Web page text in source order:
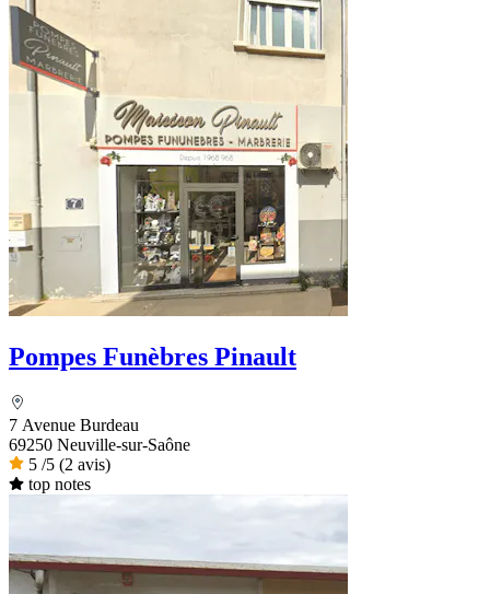
Pompes Funèbres Pinault
7 Avenue Burdeau
69250 Neuville-sur-Saône
5 /5 (2 avis)
top notes